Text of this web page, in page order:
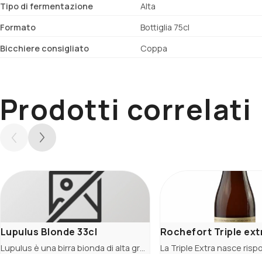
Tipo di fermentazione
Alta
Formato
Bottiglia 75cl
Bicchiere consigliato
Coppa
Prodotti correlati
Lupulus Blonde 33cl
Lupulus è una birra bionda di alta gradazione (8,5%) in stile tripel. E' caratterizzata da un utilizzo abbondante di luppolo sia nella caldaia che in fase di fermentazione donando un intensità di profumi incofondibile.
Rochefort Triple